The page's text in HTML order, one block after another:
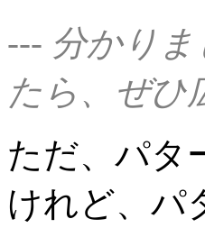
--- 分かり
たら、ぜひ
ただ、パタ
けれど、パ